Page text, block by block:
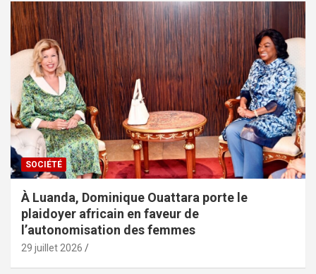
SOCIÉTÉ
À Luanda, Dominique Ouattara porte le
plaidoyer africain en faveur de
l’autonomisation des femmes
29 juillet 2026